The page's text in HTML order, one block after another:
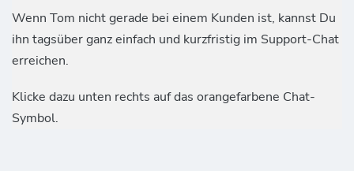
Wenn Tom nicht gerade bei einem Kunden ist, kannst Du
ihn tagsüber ganz einfach und kurzfristig im Support-Chat
erreichen.
Klicke dazu unten rechts auf das orangefarbene Chat-
Symbol.